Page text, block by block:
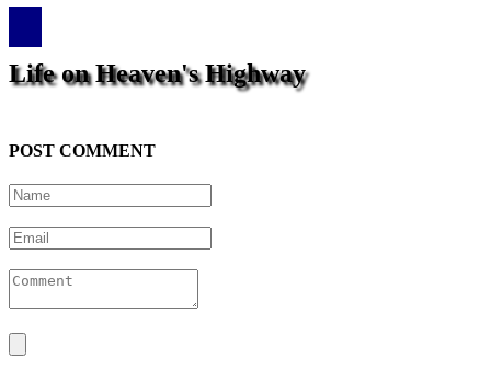
Life on Heaven's Highway
POST COMMENT